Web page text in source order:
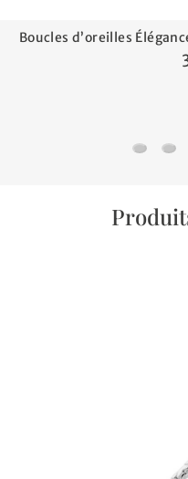
Boucles d’oreilles